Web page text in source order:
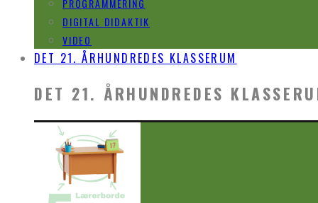
DIGITAL DIDAKTIK
VIDEO
DET 21. ÅRHUNDREDES KLASSERUM
DET 21. ÅRHUNDREDES